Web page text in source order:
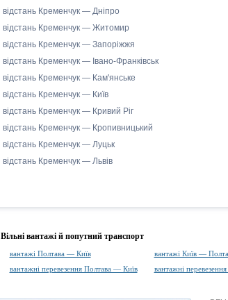
відстань Кременчук — Дніпро
відстань Кременчук — Житомир
відстань Кременчук — Запоріжжя
відстань Кременчук — Івано-Франківськ
відстань Кременчук — Кам'янське
відстань Кременчук — Київ
відстань Кременчук — Кривий Ріг
відстань Кременчук — Кропивницький
відстань Кременчук — Луцьк
відстань Кременчук — Львів
Вільні вантажі й попутний транспорт
вантажі Полтава — Київ вантажі Київ —
вантажні перевезення Полтава — Київ
вантажні